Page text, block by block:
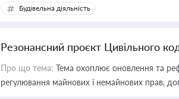
Будівельна діяльність
Резонансний проєкт Цивільного
Про що тема: Тема охоплює оновлення та
регулювання майнових і немайнових прав,